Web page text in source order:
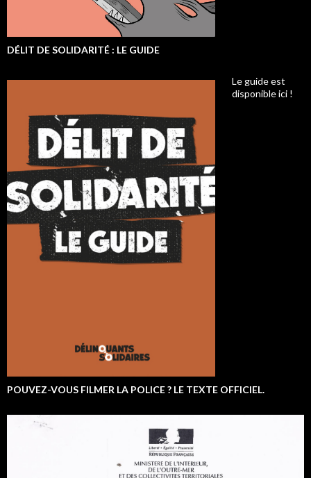
DÉLIT DE SOLIDARITÉ : LE GUIDE
Le guide est
disponible ici !
POUVEZ-VOUS FILMER LA POLICE ? LE TEXTE OFFICIEL.